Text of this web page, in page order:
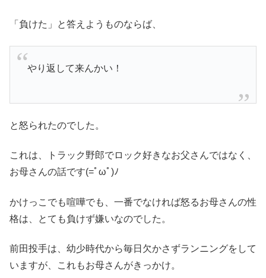
「負けた」と答えようものならば、
やり返して来んかい！
と怒られたのでした。
これは、トラック野郎でロック好きなお父さんではなく、
お母さんの話です(=ﾟωﾟ)ﾉ
かけっこでも喧嘩でも、一番でなければ怒るお母さんの性
格は、とても負けず嫌いなのでした。
前田投手は、幼少時代から毎日欠かさずランニングをして
いますが、これもお母さんがきっかけ。